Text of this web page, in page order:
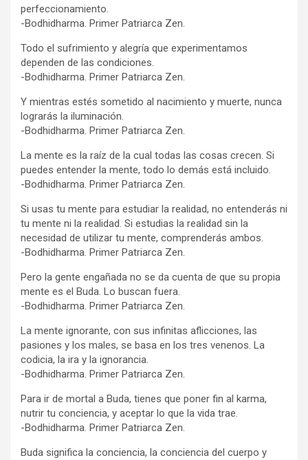
perfeccionamiento.
-Bodhidharma. Primer Patriarca Zen.
Todo el sufrimiento y alegría que experimentamos
dependen de las condiciones.
-Bodhidharma. Primer Patriarca Zen.
Y mientras estés sometido al nacimiento y muerte, nunca
lograrás la iluminación.
-Bodhidharma. Primer Patriarca Zen.
La mente es la raíz de la cual todas las cosas crecen. Si
puedes entender la mente, todo lo demás está incluido.
-Bodhidharma. Primer Patriarca Zen.
Si usas tu mente para estudiar la realidad, no entenderás ni
tu mente ni la realidad. Si estudias la realidad sin la
necesidad de utilizar tu mente, comprenderás ambos.
-Bodhidharma. Primer Patriarca Zen.
Pero la gente engañada no se da cuenta de que su propia
mente es el Buda. Lo buscan fuera.
-Bodhidharma. Primer Patriarca Zen.
La mente ignorante, con sus infinitas aflicciones, las
pasiones y los males, se basa en los tres venenos. La
codicia, la ira y la ignorancia.
-Bodhidharma. Primer Patriarca Zen.
Para ir de mortal a Buda, tienes que poner fin al karma,
nutrir tu conciencia, y aceptar lo que la vida trae.
-Bodhidharma. Primer Patriarca Zen.
Buda significa la conciencia, la conciencia del cuerpo y